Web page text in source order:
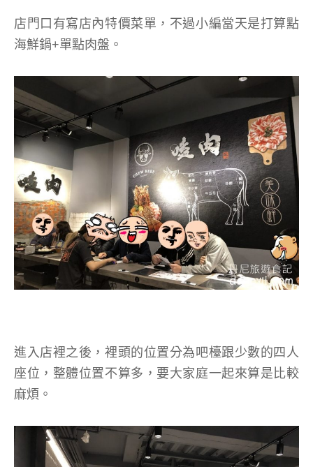
店門口有寫店內特價菜單，不過小編當天是打算點
海鮮鍋+單點肉盤。
進入店裡之後，裡頭的位置分為吧檯跟少數的四人
座位，整體位置不算多，要大家庭一起來算是比較
麻煩。